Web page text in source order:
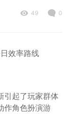
49 0
引起了玩家群体
作角色扮演游